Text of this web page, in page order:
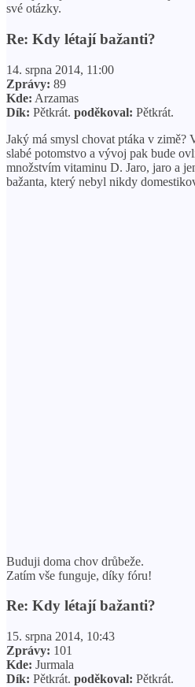
své otázky.
Re: Kdy létají bažanti?
14. srpna 2014, 11:00
Zprávy: 89
Kde: Arzamas
Dík: Pětkrát. poděkoval: Pětkrát.
Jaký má smysl chovat ptáka v zimě?
slabé potomstvo a vývoj pak bude
množstvím vitaminu D. Jaro, jaro a
bažanta, který nebyl nikdy
Buduji doma chov drůbeže.
Zatím vše funguje, díky fóru!
Re: Kdy létají bažanti?
15. srpna 2014, 10:43
Zprávy: 101
Kde: Jurmala
Dík: Pětkrát. poděkoval: Pětkrát.